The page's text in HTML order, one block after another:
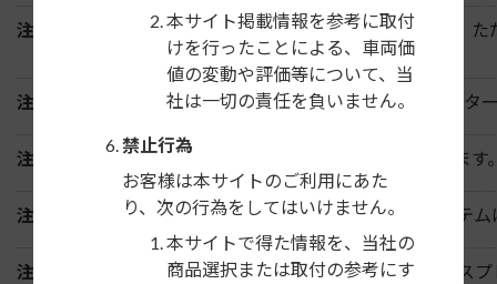
注9）
ステアリングスイッチは使用できなくなります。
注10） ディーラーオプションの9インチプレミアムイン
注11） 充電用USBジャック付車の充電機能は使用できます
注12） メーカーオプションのマルチビューカメラシステ
注13）
メーカーオプションのHONDA CONNECTディス
本サイト掲載情報を参考に取付
けを行ったことによる、車両価
値の変動や評価等について、当
社は一切の責任を負いません。
禁止行為
お客様は本サイトのご利用にあた
り、次の行為をしてはいけません。
本サイトで得た情報を、当社の
商品選択または取付の参考にす